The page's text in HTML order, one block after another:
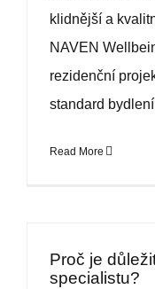
klidnější a
NAVEN
rezidenční
standard
Read More
Proč je
specialistu?